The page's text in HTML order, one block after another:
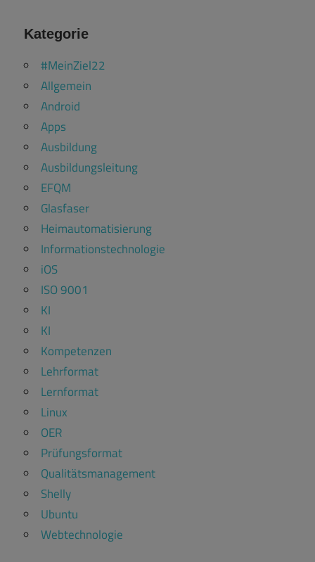
Kategorie
#MeinZiel22
Allgemein
Android
Apps
Ausbildung
Ausbildungsleitung
EFQM
Glasfaser
Heimautomatisierung
Informationstechnologie
iOS
ISO 9001
KI
KI
Kompetenzen
Lehrformat
Lernformat
Linux
OER
Prüfungsformat
Qualitätsmanagement
Shelly
Ubuntu
Webtechnologie